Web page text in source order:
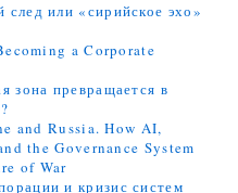
или «сирийское эхо»
a Corporate
зона превращается в
and Russia. How AI,
the Governance System
of War
и кризис систем